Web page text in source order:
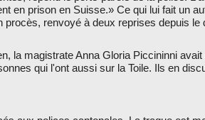
en prison en Suisse.» Ce qui lui fait un
renvoyé à deux reprises depuis le
la magistrate Anna Gloria Piccininni avait
qui l'ont aussi sur la Toile. Ils en